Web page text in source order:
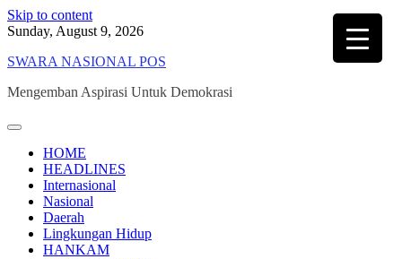
Skip to content
Sunday, August 9, 2026
SWARA NASIONAL POS
Mengemban Aspirasi Untuk Demokrasi
HOME
HEADLINES
Internasional
Nasional
Daerah
Lingkungan Hidup
HANKAM